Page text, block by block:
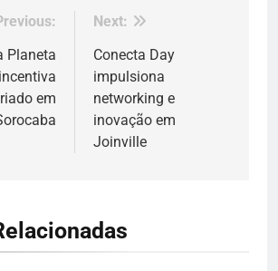
Planeta
em
Next:
Conecta Day
impulsiona
networking e
inovação em
Joinville